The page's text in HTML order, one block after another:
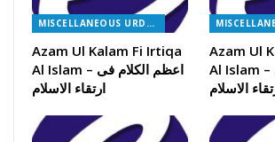
MISCELLANEOUS URDU BOOKS
Azam Ul Kalam Fi Irtiqa
Al Islam – اعظم الکلام فی
ارتقاء الاسلام
Azam Ul
Al Islam – اعظم الکلام فی
الاسلام